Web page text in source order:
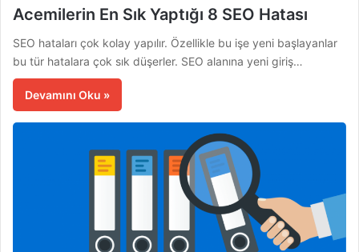
Acemilerin En Sık Yaptığı 8 SEO Hatası
SEO hataları çok kolay yapılır. Özellikle bu işe yeni başlayanlar
bu tür hatalara çok sık düşerler. SEO alanına yeni giriş…
Devamını Oku »